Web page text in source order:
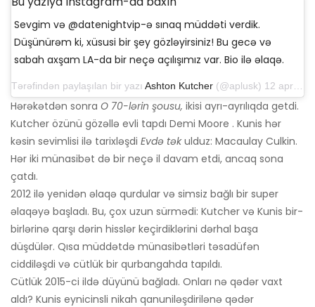
Sevgim və @datenightvip-ə sınaq müddəti verdik.
Düşünürəm ki, xüsusi bir şey gözləyirsiniz! Bu gecə və
sabah axşam LA-da bir neçə açılışımız var. Bio ilə əlaqə.
Tərəfindən paylaşılan bir yazı Ashton Kutcher (@aplusk) 12 aprel 2019-cu il, saat 14: 50-də PDT
Hərəkətdən sonra O 70-lərin şousu, ikisi ayrı-ayrılıqda getdi.
Kutcher özünü gözəllə evli tapdı Demi Moore . Kunis hər
kəsin sevimlisi ilə tarixləşdi Evdə təkulduz: Macaulay Culkin.
Hər iki münasibət də bir neçə il davam etdi, ancaq sona
çatdı.
2012 ilə yenidən əlaqə qurdular və simsiz bağlı bir super
əlaqəyə başladı. Bu, çox uzun sürmədi: Kutcher və Kunis bir-
birlərinə qarşı dərin hisslər keçirdiklərini dərhal başa
düşdülər. Qısa müddətdə münasibətləri təsadüfən
ciddiləşdi və cütlük bir qurbangahda tapıldı.
Cütlük 2015-ci ildə düyünü bağladı. Onları nə qədər vaxt
aldı? Kunis eynicinsli nikah qanuniləşdirilənə qədər